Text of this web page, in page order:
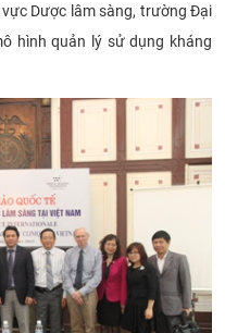
vực Dược lâm sàng, trường Đại
hình quản lý sử dụng kháng